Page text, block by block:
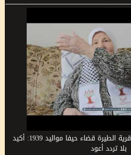
هوية: زينب نمر رباني من قرية الطيرة قضاء حيفا مواليد 1939: أكيد
بلا تردد أعود